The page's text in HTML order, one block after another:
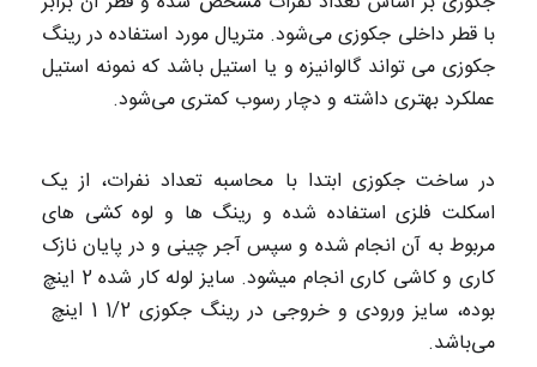
با قطر داخلی جکوزی می‌شود. متریال مورد استفاده در رینگ
جکوزی می تواند گالوانیزه و یا استیل باشد که نمونه استیل
عملکرد بهتری داشته و دچار رسوب کمتری می‌شود.
در ساخت جکوزی ابتدا با محاسبه تعداد نفرات، از یک
اسکلت فلزی استفاده شده و رینگ ها و لوه کشی های
مربوط به آن انجام شده و سپس آجر چینی و در پایان نازک
کاری و کاشی کاری انجام میشود. سایز لوله کار شده 2 اینچ
بوده، سایز ورودی و خروجی در رینگ جکوزی 1/2 1 اینچ
می‌باشد.